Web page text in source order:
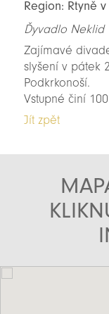
Region: Rtyně
Ďyvadlo Neklid
Zajímavé
slyšení v pátek
Podkrkonoší.
Vstupné činí
Jít zpět